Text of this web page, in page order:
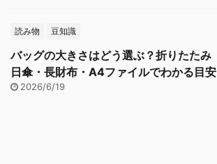
読み物 豆知識
バッグの大きさはどう選ぶ？折りたたみ
日傘・長財布・A4ファイルでわかる目安
2026/6/19